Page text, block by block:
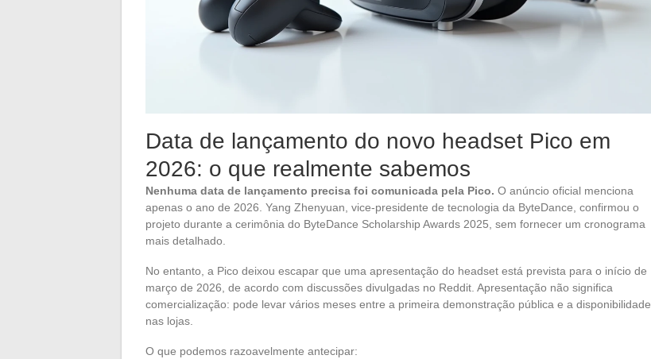
Data de lançamento do novo headset Pico em
2026: o que realmente sabemos
Nenhuma data de lançamento precisa foi comunicada pela Pico. O anúncio oficial menciona
apenas o ano de 2026. Yang Zhenyuan, vice-presidente de tecnologia da ByteDance, confirmou o
projeto durante a cerimônia do ByteDance Scholarship Awards 2025, sem fornecer um cronograma
mais detalhado.
No entanto, a Pico deixou escapar que uma apresentação do headset está prevista para o início de
março de 2026, de acordo com discussões divulgadas no Reddit. Apresentação não significa
comercialização: pode levar vários meses entre a primeira demonstração pública e a disponibilidade
nas lojas.
O que podemos razoavelmente antecipar: